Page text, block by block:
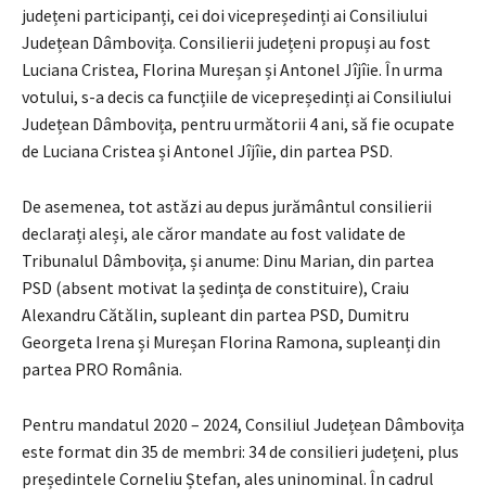
județeni participanți, cei doi vicepreședinți ai Consiliului
Județean Dâmbovița. Consilierii județeni propuși au fost
Luciana Cristea, Florina Mureșan și Antonel Jîjîie. În urma
votului, s-a decis ca funcțiile de vicepreședinți ai Consiliului
Județean Dâmbovița, pentru următorii 4 ani, să fie ocupate
de Luciana Cristea și Antonel Jîjîie, din partea PSD.
De asemenea, tot astăzi au depus jurământul consilierii
declarați aleși, ale căror mandate au fost validate de
Tribunalul Dâmbovița, și anume: Dinu Marian, din partea
PSD (absent motivat la ședința de constituire), Craiu
Alexandru Cătălin, supleant din partea PSD, Dumitru
Georgeta Irena și Mureșan Florina Ramona, supleanți din
partea PRO România.
Pentru mandatul 2020 – 2024, Consiliul Județean Dâmbovița
este format din 35 de membri: 34 de consilieri județeni, plus
președintele Corneliu Ștefan, ales uninominal. În cadrul